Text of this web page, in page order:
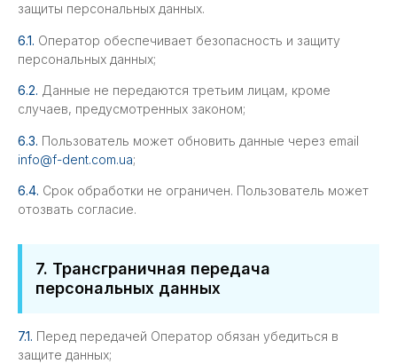
защиты персональных данных.
6.1. Оператор обеспечивает безопасность и защиту
персональных данных;
6.2. Данные не передаются третьим лицам, кроме
случаев, предусмотренных законом;
6.3. Пользователь может обновить данные через email
info@f-dent.com.ua;
6.4. Срок обработки не ограничен. Пользователь может
отозвать согласие.
7. Трансграничная передача
персональных данных
7.1. Перед передачей Оператор обязан убедиться в
защите данных;